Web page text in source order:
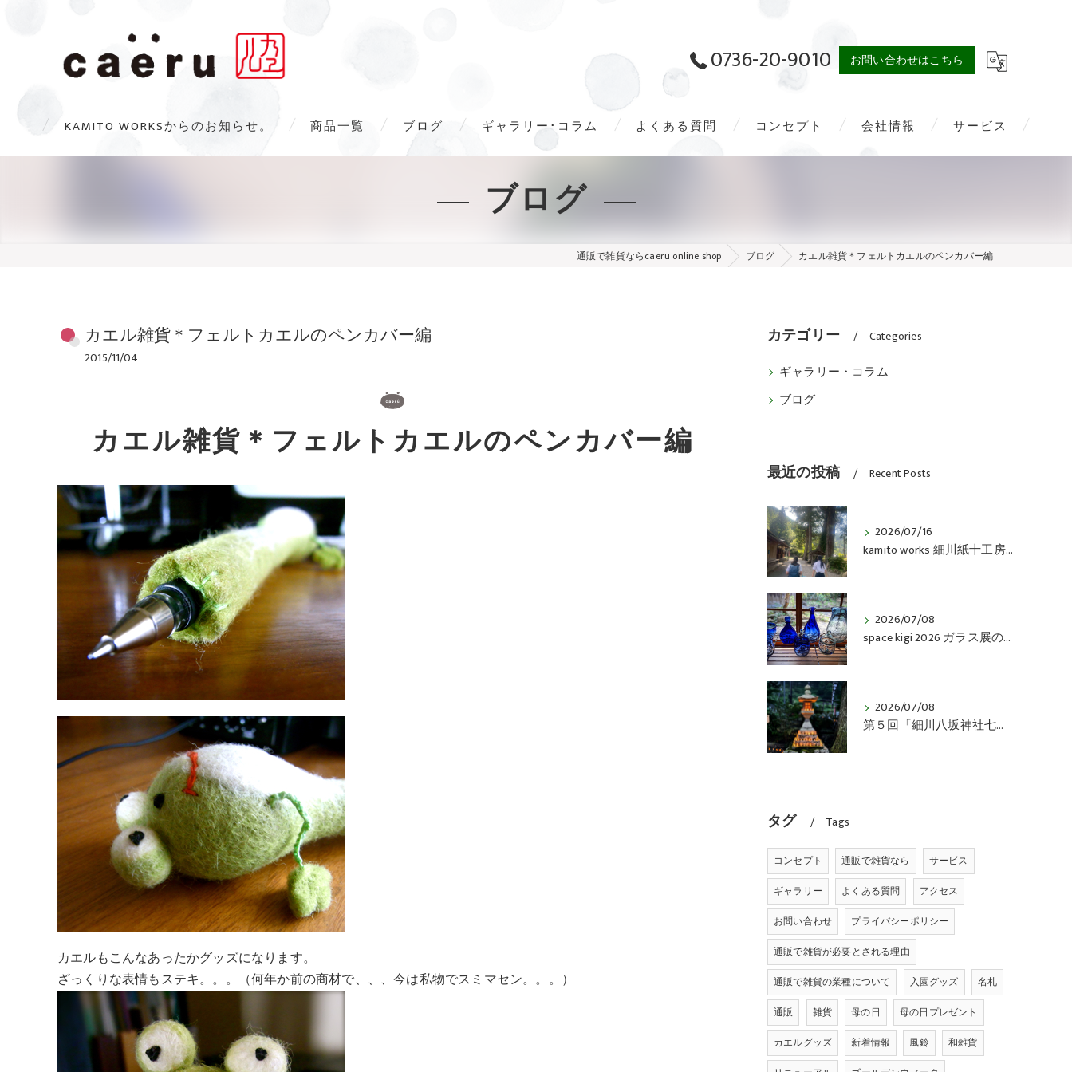
0736-20-9010 お問い合わせはこちら
KAMITO WORKSからのお知らせ。 商品一覧 ブログ ギャラリー･コラム よくある質問 コンセプト 会社情報 サービス
ブログ
通販で雑貨ならcaeru online shop ブログ カエル雑貨＊フェルトカエルのペンカバー編
カエル雑貨＊フェルトカエルのペンカバー編
2015/11/04
カエル雑貨＊フェルトカエルのペンカバー編
カエルもこんなあったかグッズになります。
ざっくりな表情もステキ。。。（何年か前の商材で、、、今は私物でスミマセン。。。）
カテゴリー Categories
ギャラリー・コラム
ブログ
最近の投稿 Recent Posts
2026/07/16
kamito works 細川紙十工房 202600714 紙作り体験会 vol.6 アルバム
2026/07/08
space kigi 2026 ガラス展のお知らせ
2026/07/08
第５回「細川八坂神社七夕まつり紙の縁日」開催のご報告
タグ Tags
コンセプト 通販で雑貨なら
サービス
ギャラリー
よくある質問
アクセス
お問い合わせ
プライバシーポリシー
通販で雑貨が必要とされる理由
通販で雑貨の業種について
入園グッズ
名札
通販
雑貨 母の日
母の日プレゼント
カエルグッズ
新着情報 風鈴
和雑貨